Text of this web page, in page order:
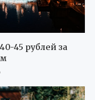
45 рублей за